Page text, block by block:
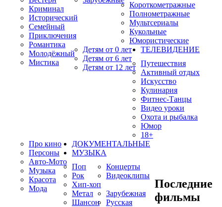
Криминал
Исторический
Семейный
Приключения
Романтика
Молодёжный
Мистика
Короткометражные
Полнометражные
Мультсериалы
Кукольные
Юмористические
Детям от 0 лет
Детям от 6 лет
Детям от 12 лет
ТЕЛЕВИДЕНИЕ
Путешествия
Активный отдых
Искусство
Кулинария
Фитнес-Танцы
Видео уроки
Охота и рыбалка
Юмор
18+
Про кино
Персоны
Авто-Мото
Музыка
Красота
Мода
ДОКУМЕНТАЛЬНЫЕ
МУЗЫКА
Поп
Рок
Хип-хоп
Метал
Шансон
Концерты
Видеоклипы
Зарубежная
Русская
Последние
фильмы